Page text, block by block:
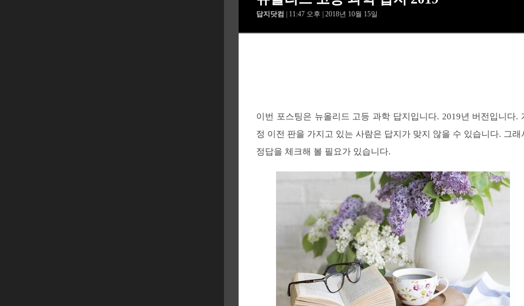
답지닷컴 | 11:47 오후 | 2018년 10월 15일
이번 포스팅은 뉴올리드 고등 과학 답지입니다. 2019년 버전입니다.
정 이전 판을 가지고 있는 사람은 답지가 맞지 않을 수 있습니다. 그래
정답을 체크해 볼 필요가 있습니다.